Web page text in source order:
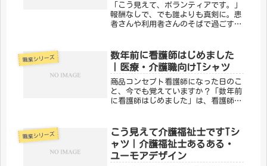
「こう見えて、ボランティアです。」
報酬なしで、でも誰よりも真剣に。患
者さんや利用者さんのそばで過ごす時
りをユーモラスに込めたのが、メディ
カルきのこセンターの「こう見えてボ
ラ...
職業シリーズ
数年前に看護師はじめました
｜医療・介護職向けTシャツ
商品コンセプト看護師になった日のこ
と、今でも覚えていますか？「数年前
に看護師はじめました」は、看護師と
レゼントにも、ベテランが初心を思い
出すのにも。「メディカルきのこセン
タ...
職業シリーズ
こう見えて介護福祉士ですTシ
ャツ｜介護福祉士あるある・
ユーモアデザイン